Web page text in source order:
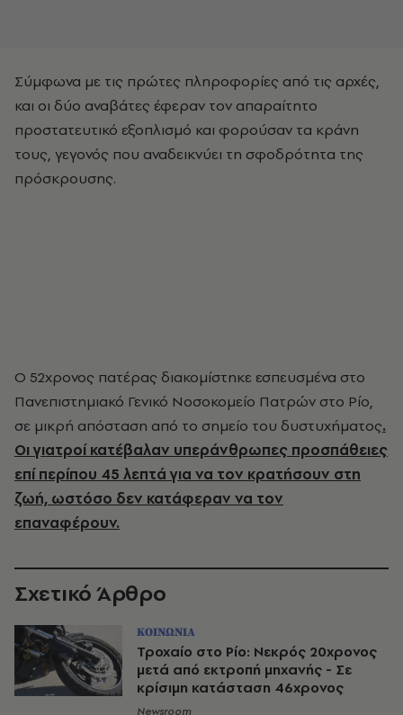
Σύμφωνα με τις πρώτες πληροφορίες από τις αρχές,
και οι δύο αναβάτες έφεραν τον απαραίτητο
προστατευτικό εξοπλισμό και φορούσαν τα κράνη
τους, γεγονός που αναδεικνύει τη σφοδρότητα της
πρόσκρουσης.
Ο 52χρονος πατέρας διακομίστηκε εσπευσμένα στο
Πανεπιστημιακό Γενικό Νοσοκομείο Πατρών στο Ρίο,
σε μικρή απόσταση από το σημείο του δυστυχήματος.
Οι γιατροί κατέβαλαν υπεράνθρωπες προσπάθειες
επί περίπου 45 λεπτά για να τον κρατήσουν στη
ζωή, ωστόσο δεν κατάφεραν να τον
επαναφέρουν.
Σχετικό Άρθρο
ΚΟΙΝΩΝΙΑ
Τροχαίο στο Ρίο: Νεκρός 20χρονος
μετά από εκτροπή μηχανής - Σε
κρίσιμη κατάσταση 46χρονος
Newsroom